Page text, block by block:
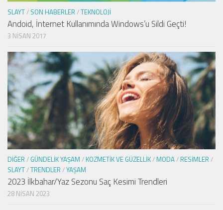
SLAYT/ SON HABERLER /TEKNOLOJI
Andoid, İnternet Kullanımında Windows’u Sildi Geçti!
3 NISAN 2017
DIĞER / GÜNDELIK YAŞAM / KOZMETIK VE GÜZELLIK/ MODA/ RESIMLER /
SLAYT/TRENDLER /YAŞAM
2023 İlkbahar/Yaz Sezonu Saç Kesimi Trendleri
28 NISAN 2023